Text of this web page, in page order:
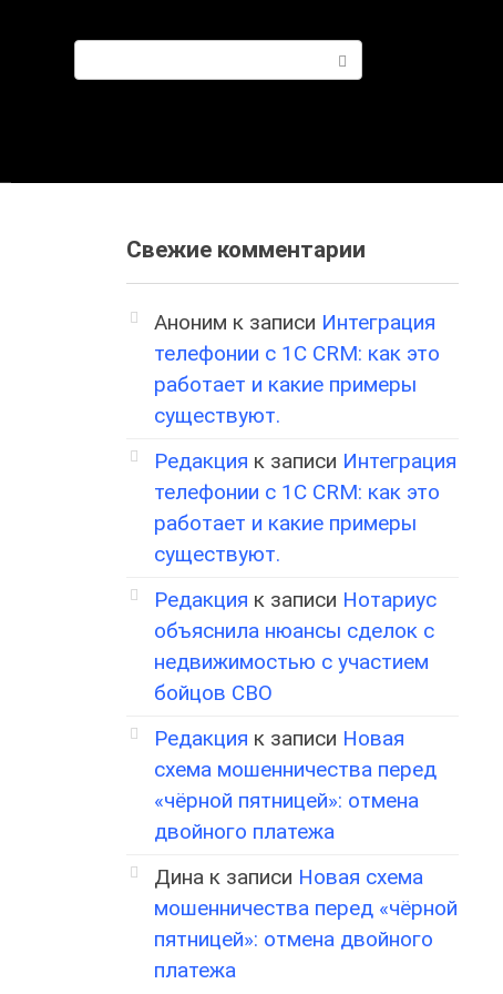
Свежие комментарии
Аноним к записи Интеграция
телефонии с 1С CRM: как это
работает и какие примеры
существуют.
Редакция к записи Интеграция
телефонии с 1С CRM: как это
работает и какие примеры
существуют.
Редакция к записи Нотариус
объяснила нюансы сделок с
недвижимостью с участием
бойцов СВО
Редакция к записи Новая
схема мошенничества перед
«чёрной пятницей»: отмена
двойного платежа
Дина к записи Новая схема
мошенничества перед «чёрной
пятницей»: отмена двойного
платежа